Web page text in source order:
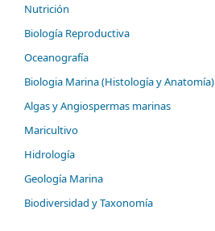
Nutrición
Biología Reproductiva
Oceanografía
Biologia Marina (Histología y Anatomía)
Algas y Angiospermas marinas
Maricultivo
Hidrología
Geología Marina
Biodiversidad y Taxonomía